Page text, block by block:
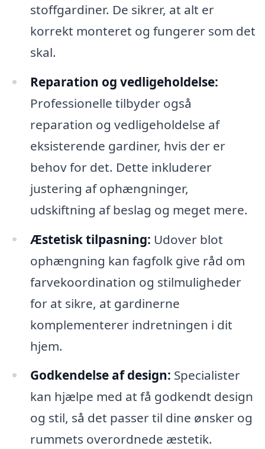
stoffgardiner. De sikrer, at alt er
korrekt monteret og fungerer som det
skal.
Reparation og vedligeholdelse:
Professionelle tilbyder også
reparation og vedligeholdelse af
eksisterende gardiner, hvis der er
behov for det. Dette inkluderer
justering af ophængninger,
udskiftning af beslag og meget mere.
Æstetisk tilpasning: Udover blot
ophængning kan fagfolk give råd om
farvekoordination og stilmuligheder
for at sikre, at gardinerne
komplementerer indretningen i dit
hjem.
Godkendelse af design: Specialister
kan hjælpe med at få godkendt design
og stil, så det passer til dine ønsker og
rummets overordnede æstetik.